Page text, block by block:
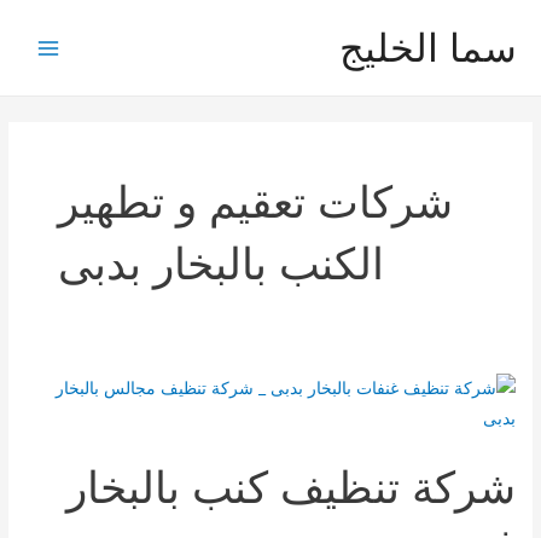
سما الخليج
شركات تعقيم و تطهير
الكنب بالبخار بدبى
شركة تنظيف كنب بالبخار